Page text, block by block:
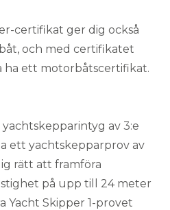
certifikat ger dig också
och med certifikatet
ha ett motorbåtscertifikat.
av 3:e
ett yachtskepparprov av
rätt att framföra
på upp till 24 meter
Yacht Skipper 1-provet